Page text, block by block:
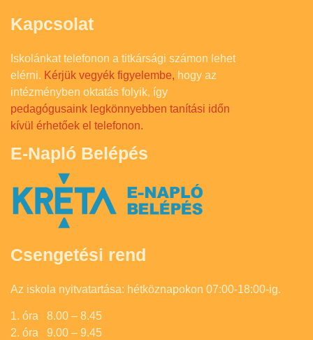
Kapcsolat
Iskolánkat telefonon a titkársági számon lehet
elérni. Kérjük vegyék figyelembe, hogy az
intézményben oktatás folyik, így
pedagógusaink legkönnyebben tanítási időn
kívül érhetőek el telefonon.
E-Napló Belépés
Csengetési rend
Az iskola nyitvatartása: hétköznapokon 07:00-18:00-ig.
1. óra 8.00 – 8.45
2. óra 9.00 – 9.45